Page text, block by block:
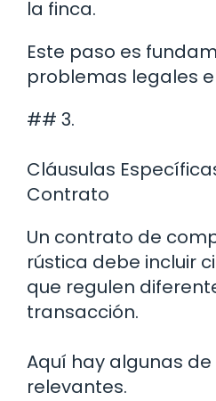
la finca.
Este paso es
problemas legales
## 3.
Cláusulas
Contrato
Un contrato de
rústica debe incluir
que regulen
transacción.
Aquí hay algunas
relevantes.